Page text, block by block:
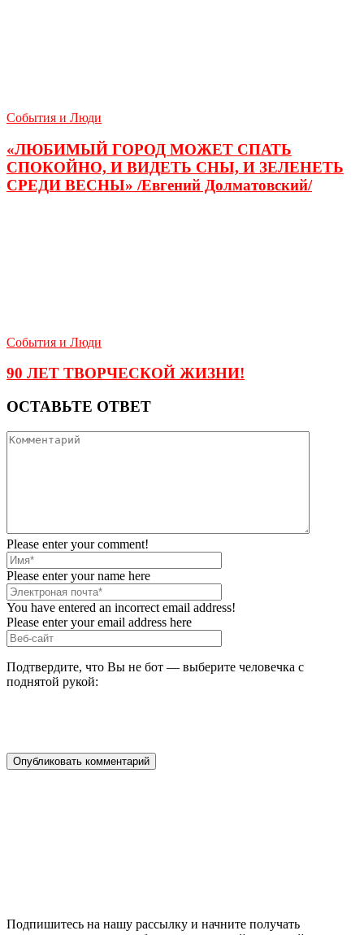
События и Люди
«ЛЮБИМЫЙ ГОРОД МОЖЕТ СПАТЬ
СПОКОЙНО, И ВИДЕТЬ СНЫ, И ЗЕЛЕНЕТЬ
СРЕДИ ВЕСНЫ» /Евгений Долматовский/
События и Люди
90 ЛЕТ ТВОРЧЕСКОЙ ЖИЗНИ!
ОСТАВЬТЕ ОТВЕТ
Please enter your comment!
Please enter your name here
You have entered an incorrect email address!
Please enter your email address here
Подтвердите, что Вы не бот — выберите человечка с
поднятой рукой:
Подпишитесь на нашу рассылку и начните получать